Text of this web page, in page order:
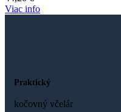
Viac info
Praktický
kočovný včelár